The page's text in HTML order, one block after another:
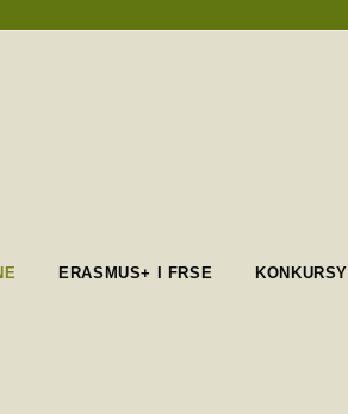
ERASMUS+ I FRSE KONKURSY